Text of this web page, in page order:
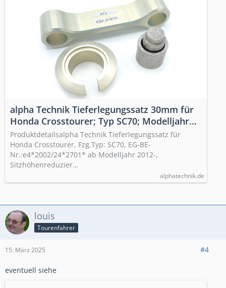
alpha Technik Tieferlegungssatz 30mm für
Honda Crosstourer; Typ SC70; Modelljahr
2012- | 33-SC70-TL01KBA
Produktdetailsalpha Technik Tieferlegungssatz für
Honda Crosstourer, Fzg.Typ: SC70, EG-BE-
Nr.:e4*2002/24*2701* ab Modelljahr 2012-,
Sitzhöhenreduzier…
alphatechnik.de
louis
Tourenfahrer
15. März 2025 #4
eventuell siehe